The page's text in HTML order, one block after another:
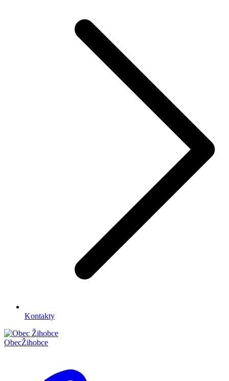
Kontakty
ObecŽihobce